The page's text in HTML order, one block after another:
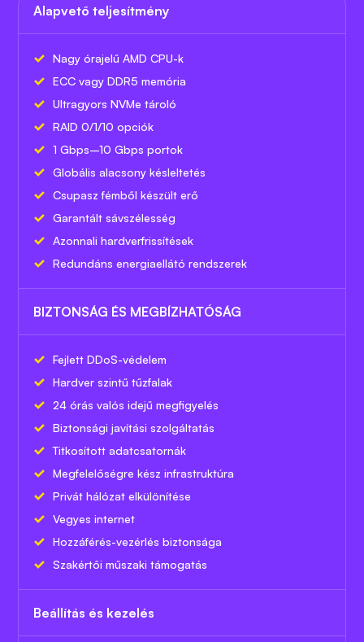
Alapvető teljesítmény
Nagy órajelű AMD CPU-k
ECC vagy DDR5 memória
Ultragyors NVMe tároló
RAID 0/1/10 opciók
1 Gbps–10 Gbps portok
Globális alacsony késleltetés
Csupasz fémből készült erő
Garantált sávszélesség
Azonnali hardverfrissítések
Redundáns energiaellátó rendszerek
BIZTONSÁG ÉS MEGBÍZHATÓSÁG
Fejlett DDoS-védelem
Hardver szintű tűzfalak
24 órás valós idejű megfigyelés
Biztonsági javítási szolgáltatás
Titkosított adatcsatornák
Megfelelőségre kész infrastruktúra
Privát hálózat elkülönítése
Vegyes internet
Hozzáférés-vezérlés biztonsága
Szakértői műszaki támogatás
Beállítás és kezelés